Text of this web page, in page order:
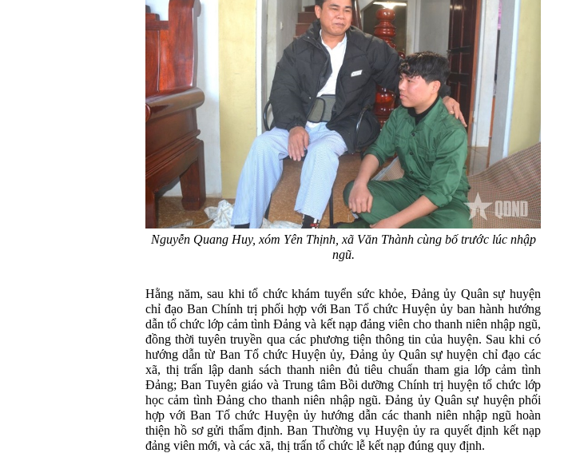
Nguyễn Quang Huy, xóm Yên Thịnh, xã Văn Thành cùng bố trước lúc nhập
ngũ.
Hằng năm, sau khi tổ chức khám tuyển sức khỏe, Đảng ủy Quân sự huyện
chỉ đạo Ban Chính trị phối hợp với Ban Tổ chức Huyện ủy ban hành hướng
dẫn tổ chức lớp cảm tình Đảng và kết nạp đảng viên cho thanh niên nhập ngũ,
đồng thời tuyên truyền qua các phương tiện thông tin của huyện. Sau khi có
hướng dẫn từ Ban Tổ chức Huyện ủy, Đảng ủy Quân sự huyện chỉ đạo các
xã, thị trấn lập danh sách thanh niên đủ tiêu chuẩn tham gia lớp cảm tình
Đảng; Ban Tuyên giáo và Trung tâm Bồi dưỡng Chính trị huyện tổ chức lớp
học cảm tình Đảng cho thanh niên nhập ngũ. Đảng ủy Quân sự huyện phối
hợp với Ban Tổ chức Huyện ủy hướng dẫn các thanh niên nhập ngũ hoàn
thiện hồ sơ gửi thẩm định. Ban Thường vụ Huyện ủy ra quyết định kết nạp
đảng viên mới, và các xã, thị trấn tổ chức lễ kết nạp đúng quy định.